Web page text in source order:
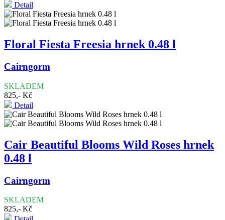
Detail
Floral Fiesta Freesia hrnek 0.48 l
Cairngorm
SKLADEM
825,- Kč
Detail
Cair Beautiful Blooms Wild Roses hrnek
0.48 l
Cairngorm
SKLADEM
825,- Kč